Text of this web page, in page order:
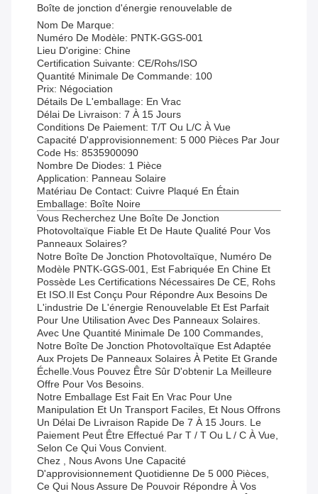
Boîte de jonction d'énergie renouvelable de
Nom De Marque:
Numéro De Modèle: PNTK-GGS-001
Lieu D'origine: Chine
Certification Suivante: CE/Rohs/ISO
Quantité Minimale De Commande: 100
Prix: Négociation
Détails De L'emballage: En Vrac
Délai De Livraison: 7 À 15 Jours
Conditions De Paiement: T/T Ou L/C À Vue
Capacité D'approvisionnement: 5 000 Pièces Par Jour
Code Hs: 8535900090
Nombre De Diodes: 1 Pièce
Application: Panneau Solaire
Matériau De Contact: Cuivre Plaqué En Étain
Emballage: Boîte Noire
Vous Recherchez Une Boîte De Jonction
Photovoltaïque Fiable Et De Haute Qualité Pour Vos
Panneaux Solaires?
Notre Boîte De Jonction Photovoltaïque, Numéro De
Modèle PNTK-GGS-001, Est Fabriquée En Chine Et
Possède Les Certifications Nécessaires De CE, Rohs
Et ISO.Il Est Conçu Pour Répondre Aux Besoins De
L'industrie De L'énergie Renouvelable Et Est Parfait
Pour Une Utilisation Avec Des Panneaux Solaires.
Avec Une Quantité Minimale De 100 Commandes,
Notre Boîte De Jonction Photovoltaïque Est Adaptée
Aux Projets De Panneaux Solaires À Petite Et Grande
Échelle.vous Pouvez Être Sûr D'obtenir La Meilleure
Offre Pour Vos Besoins.
Notre Emballage Est Fait En Vrac Pour Une
Manipulation Et Un Transport Faciles, Et Nous Offrons
Un Délai De Livraison Rapide De 7 À 15 Jours. Le
Paiement Peut Être Effectué Par T / T Ou L / C À Vue,
Selon Ce Qui Vous Convient.
Chez , Nous Avons Une Capacité
D'approvisionnement Quotidienne De 5 000 Pièces,
Ce Qui Nous Assure De Pouvoir Répondre À Vos